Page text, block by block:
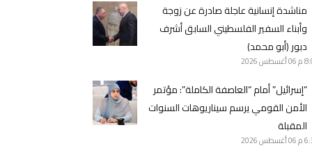
مناشدة إنسانية عاجلة صادرة عن زوجة
وأبناء السفير الفلسطيني السابق أشرف
دبور (أبو محمد)
م 06 أغسطس 2026
“إسرائيل” أمام “العاصفة الكاملة”: مؤتمر
الأمن القومي يرسم سيناريوهات السنوات
المقبلة
م 06 أغسطس 2026